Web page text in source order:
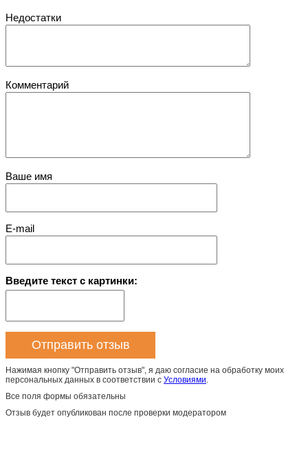
Недостатки
Комментарий
Ваше имя
E-mail
Введите текст с картинки:
Нажимая кнопку "Отправить отзыв", я даю согласие на обработку моих
персональных данных в соответствии с Условиями.
Все поля формы обязательны
Отзыв будет опубликован после проверки модератором